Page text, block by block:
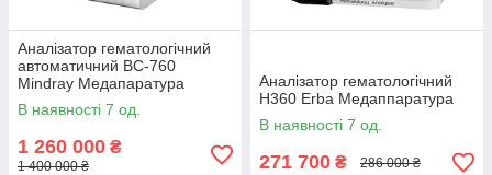
Аналізатор гематологічний
автоматичний BC-760
Mindray Медапаратура
В наявності 7 од.
1 260 000 ₴
1 400 000 ₴
Аналізатор гематологічний
H360 Erba Медаппаратура
В наявності 7 од.
271 700 ₴ 286 000 ₴